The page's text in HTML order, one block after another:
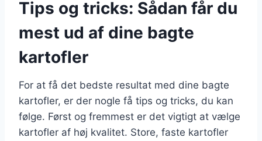
Tips og tricks: Sådan får du
mest ud af dine bagte
kartofler
For at få det bedste resultat med dine bagte
kartofler, er der nogle få tips og tricks, du kan
følge. Først og fremmest er det vigtigt at vælge
kartofler af høj kvalitet. Store, faste kartofler